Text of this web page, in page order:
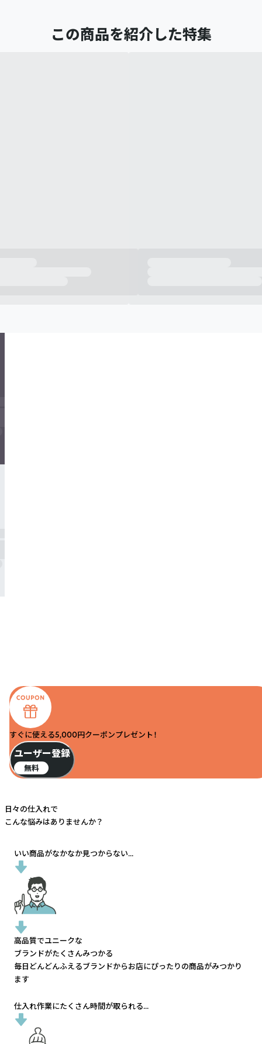
この商品を紹介した特集
すぐに使える5,000円クーポンプレゼント！
ユーザー登録
無料
日々の仕入れで
こんな悩みはありませんか？
いい商品がなかなか見つからない...
高品質でユニークな
ブランドがたくさんみつかる
毎日どんどんふえるブランドからお店にぴったりの商品がみつかり
ます
仕入れ作業にたくさん時間が取られる...